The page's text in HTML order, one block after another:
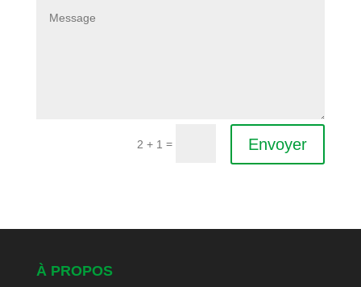
2 + 1 = Envoyer
À PROPOS